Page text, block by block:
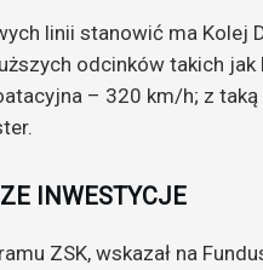
linii stanowić ma Kolej
odcinków takich jak
– 320 km/h; z
INWESTYCJE
ZSK, wskazał na